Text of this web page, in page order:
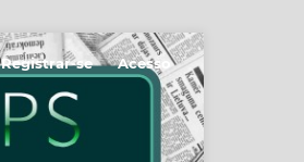
Registrar-se Acesso